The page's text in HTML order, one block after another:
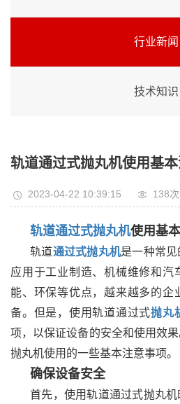
行业新闻
技术知识
轨道通过式抛丸机使用基
2023-04-22 10:39:15 138次
轨道通过式抛丸机使用基
轨道通过式抛丸机是一种常
应用于工业制造、机械维修和汽
能、环保等优点，越来越多的企
备。但是，使用轨道通过式抛丸
项，以保证设备的安全和使用效
抛丸机使用的一些基本注意事项。
确保设备安全
首先，使用轨道通过式抛丸